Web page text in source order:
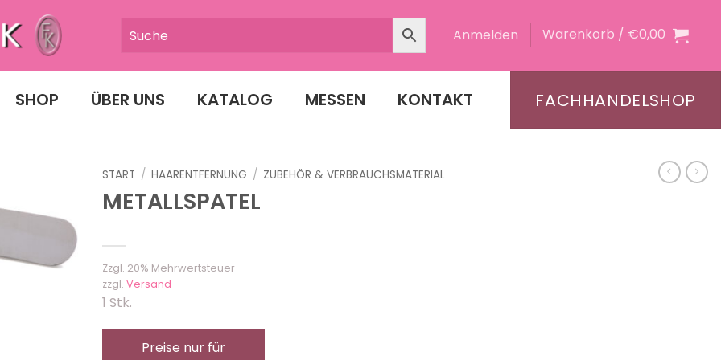
Anmelden Warenkorb / €0,00
SHOP ÜBER UNS KATALOG MESSEN KONTAKT FACHHANDELSHOP
START / HAARENTFERNUNG / ZUBEHÖR & VERBRAUCHSMATERIAL
METALLSPATEL
Zzgl. 20% Mehrwertsteuer
zzgl. Versand
1 Stk.
Preise nur für